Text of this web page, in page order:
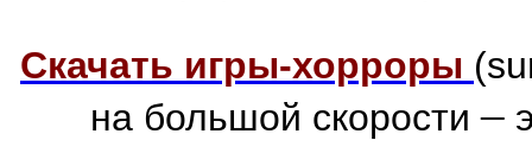
Скачать игры-хорроры
на большой скорости–